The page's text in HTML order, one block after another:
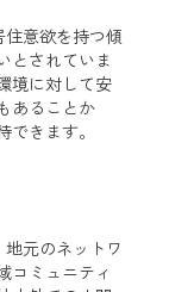
意欲を持つ傾
とされていま
境に対して安
あることか
きます。
元のネットワ
コミュニティ